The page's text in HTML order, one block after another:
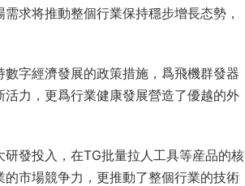
求将推動整個行業保持穩步增長态勢，
字經濟發展的政策措施，爲飛機群發器
力，更爲行業健康發展營造了優越的外
研發投入，在TG批量拉人工具等産品的核
市場競争力，更推動了整個行業的技術